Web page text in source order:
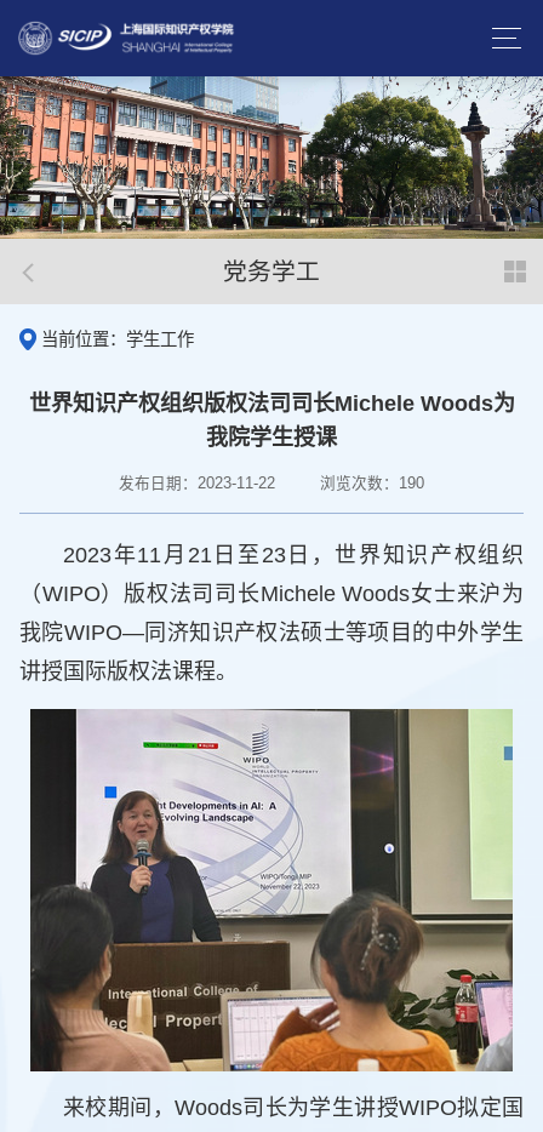
党务学工
当前位置：学生工作
世界知识产权组织版权法司司长Michele Woods为
我院学生授课
发布日期：2023-11-22 浏览次数： 190
2023年11月21日至23日，世界知识产权组织
（WIPO）版权法司司长Michele Woods女士来沪为
我院WIPO—同济知识产权法硕士等项目的中外学生
讲授国际版权法课程。
来校期间，Woods司长为学生讲授WIPO拟定国